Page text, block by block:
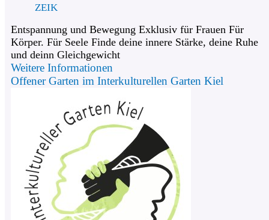
ZEIK
Entspannung und Bewegung Exklusiv für Frauen Für
Körper. Für Seele Finde deine innere Stärke, deine Ruhe
und deinn Gleichgewicht
Weitere Informationen
Offener Garten im Interkulturellen Garten Kiel